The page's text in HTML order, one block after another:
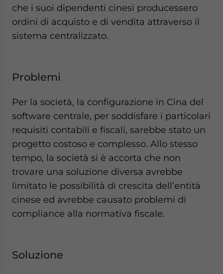
che i suoi dipendenti cinesi producessero
ordini di acquisto e di vendita attraverso il
sistema centralizzato.
Problemi
Per la società, la configurazione in Cina del
software centrale, per soddisfare i particolari
requisiti contabili e fiscali, sarebbe stato un
progetto costoso e complesso. Allo stesso
tempo, la società si è accorta che non
trovare una soluzione diversa avrebbe
limitato le possibilità di crescita dell’entità
cinese ed avrebbe causato problemi di
compliance alla normativa fiscale.
Soluzione